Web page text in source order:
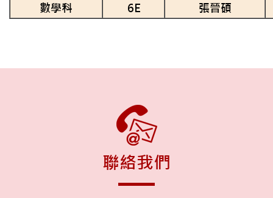
數學科
6E 張晉碩
聯絡我們